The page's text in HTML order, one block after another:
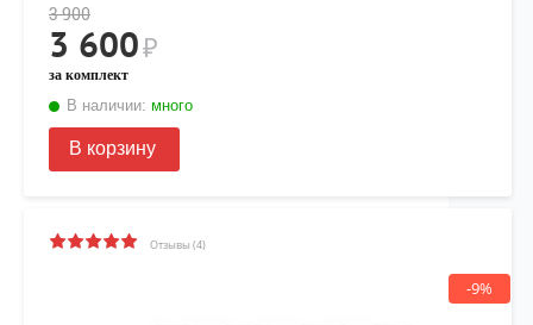
3 900
3 600₽
за комплект
В наличии: много
В корзину
Отзывы (4)
-9%